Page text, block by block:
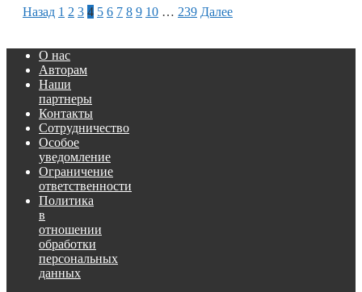
Назад 1 2 3 4 5 6 7 8 9 10 … 239 Далее
О нас
Авторам
Наши
партнеры
Контакты
Сотрудничество
Особое
уведомление
Ограничение
ответственности
Политика
в
отношении
обработки
персональных
данных